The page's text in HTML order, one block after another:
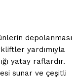
depolanması
yardımıyla
yatay raflardır.
sunar ve çeşitli